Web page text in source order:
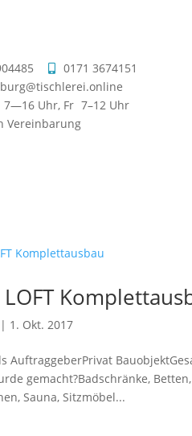
0171 3674151
7—16 Uhr,Fr 7–12 Uhr
Vereinbarung
| 1. Okt. 2017
AuftraggeberPrivat
gemacht?Badschränke,
Sauna, Sitzmöbel...